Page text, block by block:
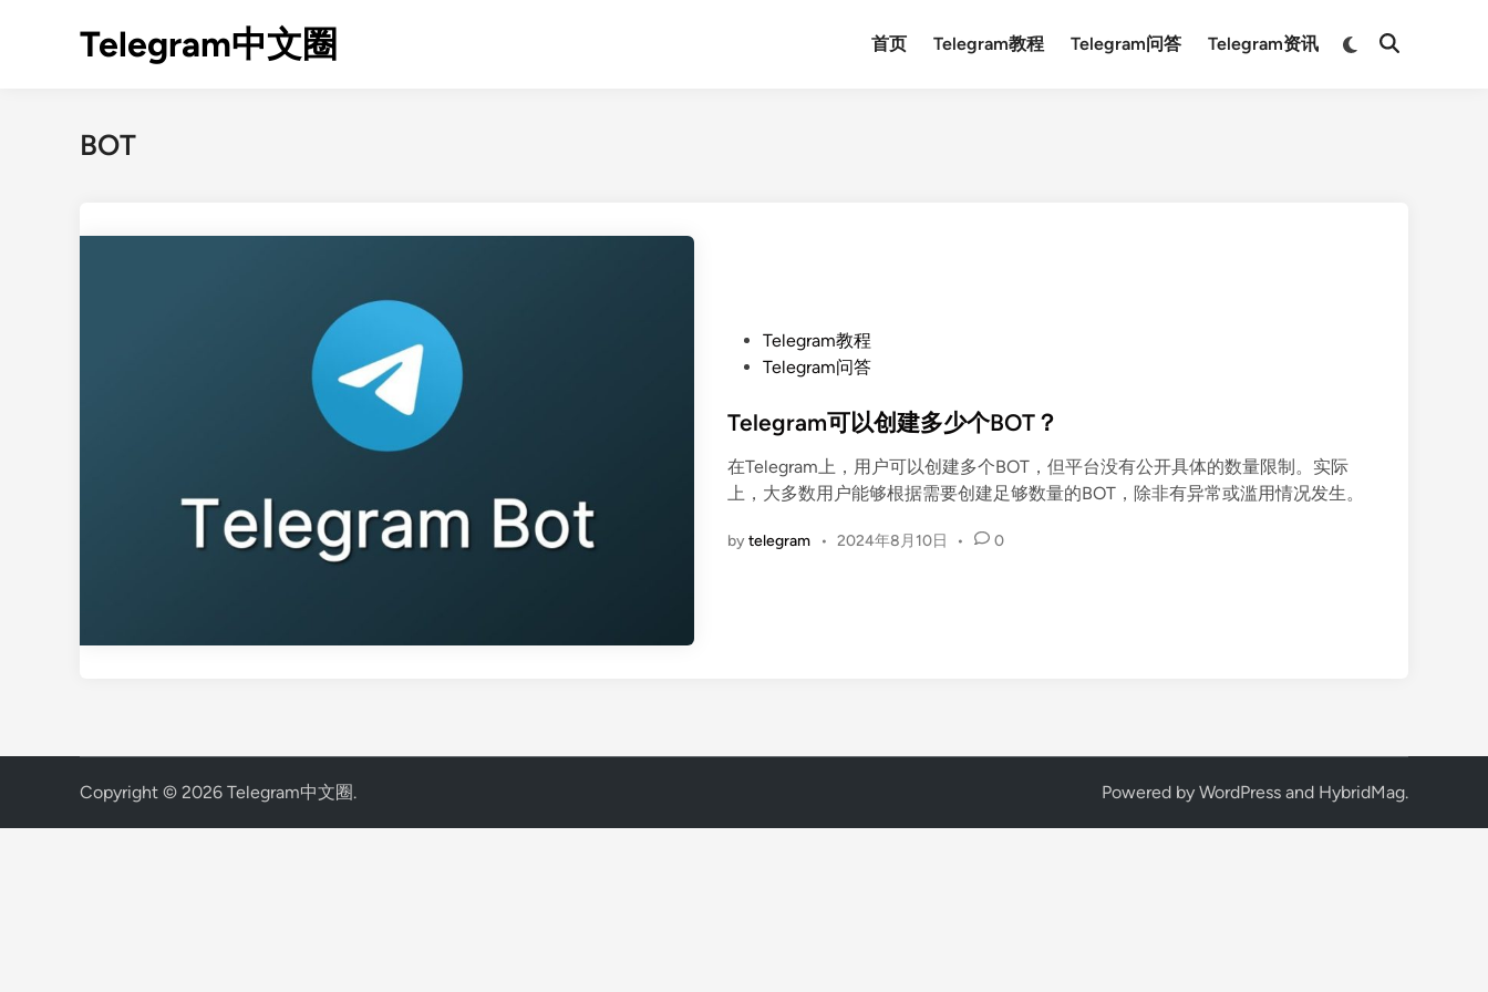
Telegram中文圈 首页 Telegram教程 Telegram问答 Telegram资讯
Switch
Open
BOT
t
d
i
Telegram教程
Telegram问答
Telegram可以创建多少个BOT？
在Telegram上，用户可以创建多个BOT，但平台没有公开具体的数量限制。实际
上，大多数用户能够根据需要创建足够数量的BOT，除非有异常或滥用情况发生。
bytelegram • 2024年8月10日 • 0
Copyright © 2026 Telegram中文圈. Powered by WordPress and HybridMag.